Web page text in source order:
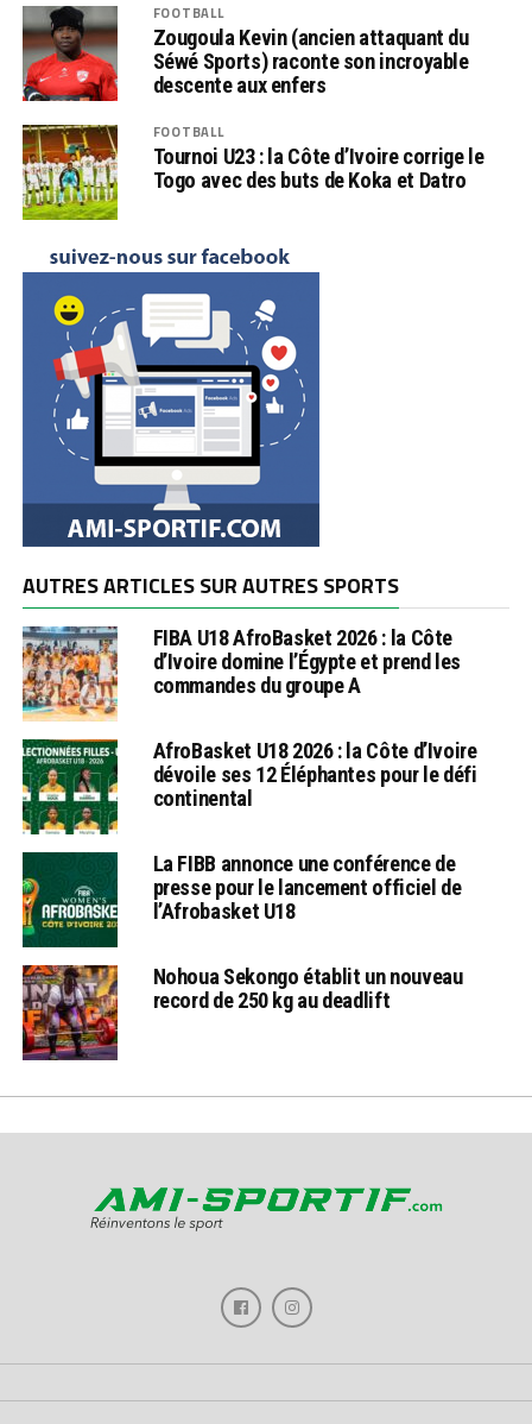
FOOTBALL
Zougoula Kevin (ancien attaquant du
Séwé Sports) raconte son incroyable
descente aux enfers
FOOTBALL
Tournoi U23 : la Côte d’Ivoire corrige le
Togo avec des buts de Koka et Datro
AUTRES ARTICLES SUR AUTRES SPORTS
FIBA U18 AfroBasket 2026 : la Côte
d’Ivoire domine l’Égypte et prend les
commandes du groupe A
AfroBasket U18 2026 : la Côte d’Ivoire
dévoile ses 12 Éléphantes pour le défi
continental
La FIBB annonce une conférence de
presse pour le lancement officiel de
l’Afrobasket U18
Nohoua Sekongo établit un nouveau
record de 250 kg au deadlift